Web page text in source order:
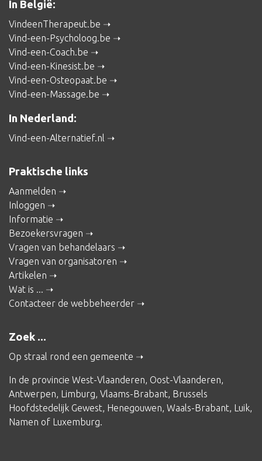
In België:
VindeenTherapeut.be
Vind-een-Psycholoog.be
Vind-een-Coach.be
Vind-een-Kinesist.be
Vind-een-Osteopaat.be
Vind-een-Massage.be
In Nederland:
Vind-een-Alternatief.nl
Praktische links
Aanmelden
Inloggen
Informatie
Bezoekersvragen
Vragen van behandelaars
Vragen van organisatoren
Artikelen
Wat is ...
Contacteer de webbeheerder
Zoek ...
Op straal rond een gemeente
In de provincie West-Vlaanderen, Oost-Vlaanderen,
Antwerpen, Limburg, Vlaams-Brabant, Brussels
Hoofdstedelijk Gewest, Henegouwen, Waals-Brabant, Luik,
Namen of Luxemburg.